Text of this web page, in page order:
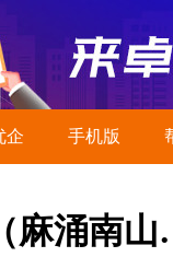
企 手机版
水乡-